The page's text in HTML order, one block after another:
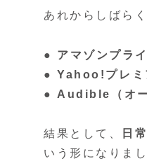
あれからしばら
● アマゾンプラ
●Yahoo!プレミ
● Audible（オー
結果として、 日
いう形になりまし